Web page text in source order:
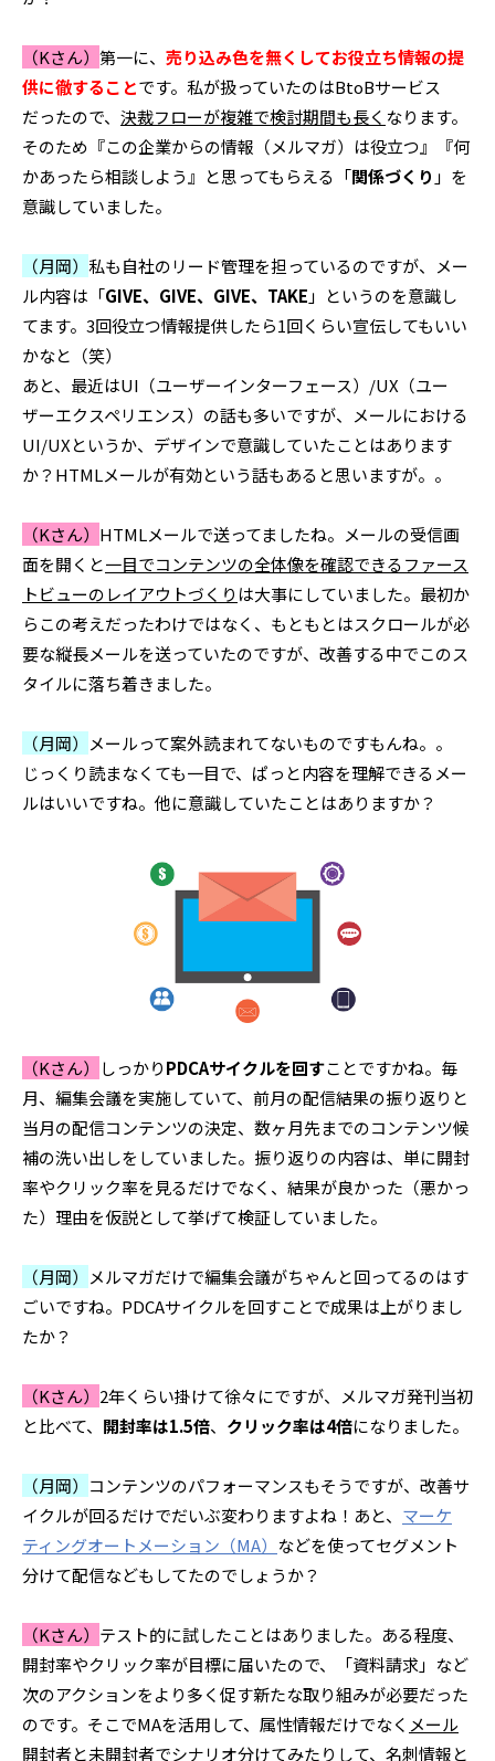
（Kさん） 第一に、 売り込み色を無くしてお役立ち情報の提
供に徹することです。私が扱っていたのはBtoBサービス
だったので、 決裁フローが複雑で検討期間も長く なります。
そのため『この企業からの情報（メルマガ）は役立つ』『何
かあったら相談しよう』と思ってもらえる「関係づくり 」を
意識していました。
（月岡） 私も自社のリード管理を担っているのですが、メー
ル内容は「GIVE、GIVE、GIVE、TAKE 」というのを意識し
てます。3回役立つ情報提供したら1回くらい宣伝してもいい
かなと（笑）
あと、最近はUI（ユーザーインターフェース）/UX（ユー
ザーエクスペリエンス）の話も多いですが、メールにおける
UI/UXというか、デザインで意識していたことはあります
か？HTMLメールが有効という話もあると思いますが。。
（Kさん） HTMLメールで送ってましたね。メールの受信画
面を開くと一目でコンテンツの全体像を確認できるファース
トビューのレイアウトづくり は大事にしていました。最初か
らこの考えだったわけではなく、もともとはスクロールが必
要な縦長メールを送っていたのですが、改善する中でこのス
タイルに落ち着きました。
（月岡）
メールって案外読まれてないものですもんね。。
じっくり読まなくても一目で、ぱっと内容を理解できるメー
ルはいいですね。他に意識していたことはありますか？
（Kさん） しっかりPDCAサイクルを回すことですかね。毎
月、編集会議を実施していて、前月の配信結果の振り返りと
当月の配信コンテンツの決定、数ヶ月先までのコンテンツ候
補の洗い出しをしていました。振り返りの内容は、単に開封
率やクリック率を見るだけでなく、結果が良かった（悪かっ
た）理由を仮説として挙げて検証していました。
（月岡）
メルマガだけで編集会議がちゃんと回ってるのはす
ごいですね。PDCAサイクルを回すことで成果は上がりまし
たか？
（Kさん） 2年くらい掛けて徐々にですが、メルマガ発刊当初
と比べて、 開封率は1.5倍、 クリック率は4倍になりました。
（月岡） コンテンツのパフォーマンスもそうですが、改善サ
イクルが回るだけでだいぶ変わりますよね！あと、 マーケ
ティングオートメーション（MA） などを使ってセグメント
分けて配信などもしてたのでしょうか？
（Kさん） テスト的に試したことはありました。ある程度、
開封率やクリック率が目標に届いたので、「資料請求」など
次のアクションをより多く促す新たな取り組みが必要だった
のです。そこでMAを活用して、属性情報だけでなく メール
開封者と未開封者でシナリオ分けてみたりして、名刺情報と